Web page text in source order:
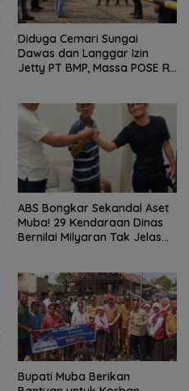
Diduga Cemari Sungai
Dawas dan Langgar Izin
Jetty PT BMP, Massa POSE RI
Tuntas
ABS Bongkar Sekandal Aset
Muba! 29 Kendaraan Dinas
Bernilai Milyaran Tak Jelas
Bupati Muba Berikan